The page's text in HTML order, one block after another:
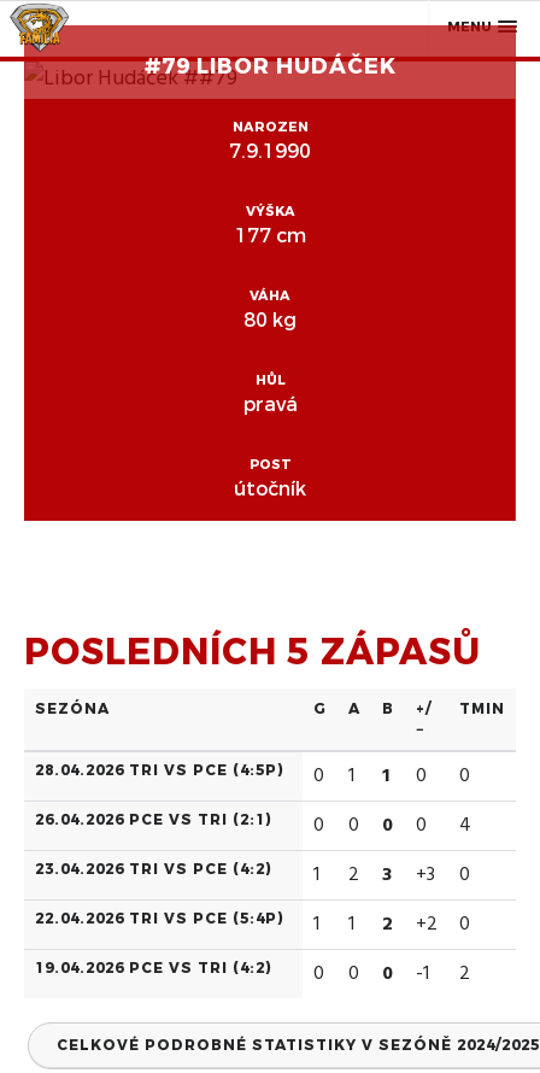
MENU
#79 LIBOR HUDÁČEK
NAROZEN
7.9.1990
VÝŠKA
177 cm
VÁHA
80 kg
HŮL
pravá
POST
útočník
POSLEDNÍCH 5 ZÁPASŮ
SEZÓNA G A B
+/
−
TMIN
28.04.2026 TRI VS PCE (4:5P) 0 1 1 0 0
26.04.2026 PCE VS TRI (2:1) 0 0 0 0 4
23.04.2026 TRI VS PCE (4:2) 1 2 3 +3 0
22.04.2026 TRI VS PCE (5:4P) 1 1 2 +2 0
19.04.2026 PCE VS TRI (4:2) 0 0 0 -1 2
CELKOVÉ PODROBNÉ STATISTIKY V SEZÓNĚ 2024/2025